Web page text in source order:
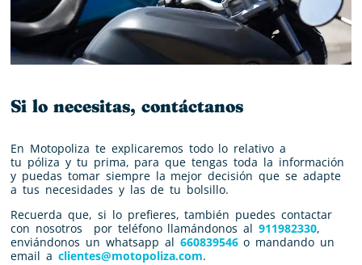
Si lo necesitas, contáctanos
En Motopoliza te explicaremos todo lo relativo a
tu póliza y tu prima, para que tengas toda la información
y puedas tomar siempre la mejor decisión que se adapte
a tus necesidades y las de tu bolsillo.
Recuerda que, si lo prefieres, también puedes contactar
con nosotros por teléfono llamándonos al911982330,
enviándonos un whatsapp al 660839546o mandando un
email a clientes@motopoliza.com.